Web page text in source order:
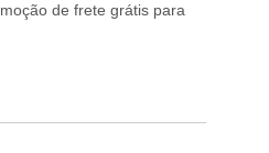
de frete grátis para